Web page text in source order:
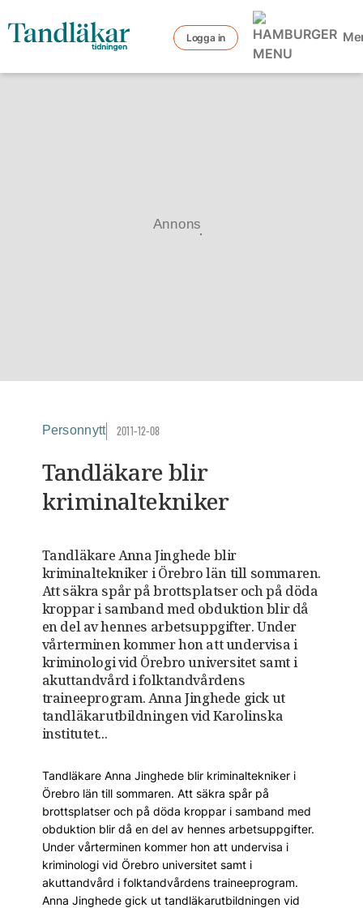
Logga in
Annons
Personnytt 2011-12-08
Tandläkare blir
kriminaltekniker
Tandläkare Anna Jinghede blir
kriminaltekniker i Örebro län till sommaren.
Att säkra spår på brottsplatser och på döda
kroppar i samband med obduktion blir då
en del av hennes arbetsuppgifter. Under
vårterminen kommer hon att undervisa i
kriminologi vid Örebro universitet samt i
akuttandvård i folktandvårdens
traineeprogram. Anna Jinghede gick ut
tandläkarutbildningen vid Karolinska
institutet...
Tandläkare Anna Jinghede blir kriminaltekniker i
Örebro län till sommaren. Att säkra spår på
brottsplatser och på döda kroppar i samband med
obduktion blir då en del av hennes arbetsuppgifter.
Under vårterminen kommer hon att undervisa i
kriminologi vid Örebro universitet samt i
akuttandvård i folktandvårdens traineeprogram.
Anna Jinghede gick ut tandläkarutbildningen vid